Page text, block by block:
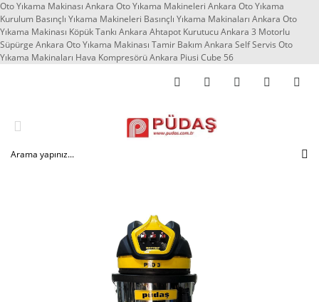
Oto Yıkama Makinası Ankara Oto Yıkama Makineleri Ankara Oto Yıkama
Kurulum Basınçlı Yıkama Makineleri Basınçlı Yıkama Makinaları Ankara Oto
Yıkama Makinası Köpük Tankı Ankara Ahtapot Kurutucu Ankara 3 Motorlu
Süpürge Ankara Oto Yıkama Makinası Tamir Bakım Ankara Self Servis Oto
Yıkama Makinaları Hava Kompresörü Ankara Piusi Cube 56